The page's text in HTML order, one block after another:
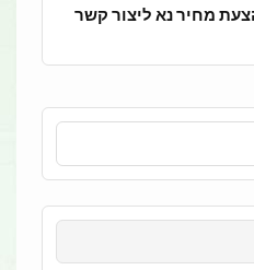
מחיר נא ליצור קשר